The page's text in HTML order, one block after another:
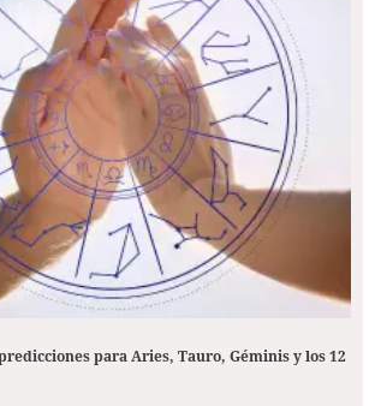
para Aries, Tauro, Géminis y los 12